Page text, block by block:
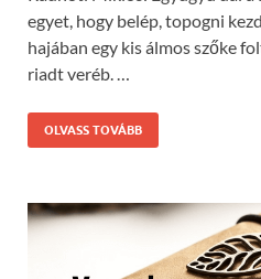
egyet, hogy belép, topogni
hajában egy kis álmos szőke
riadt veréb. …
OLVASS TOVÁBB